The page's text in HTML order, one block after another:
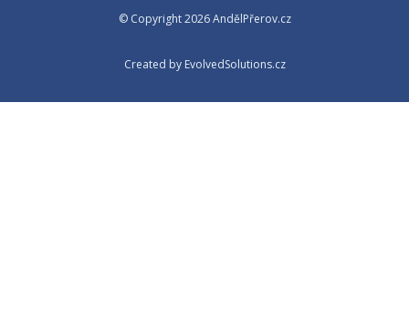
© Copyright 2026 AndělPřerov.cz
Created by EvolvedSolutions.cz